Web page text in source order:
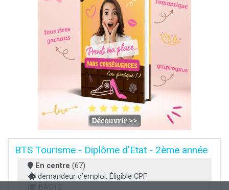
BTS Tourisme - Diplôme d'Etat - 2ème année
En centre (67)
demandeur d’emploi, Éligible CPF